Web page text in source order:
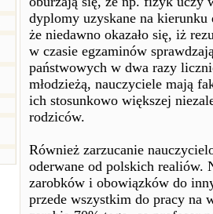
dyplomy uzyskane na
że niedawno okazało się, iż
w czasie egzaminów
państwowych w dwa razy
młodzieżą, nauczyciele mają
ich stosunkowo większej
rodziców.
Również zarzucanie
oderwane od polskich realiów.
zarobków i obowiązków do
przede wszystkim do pracy na